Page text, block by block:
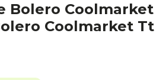
Bolero Coolmarket
Coolmarket Tt